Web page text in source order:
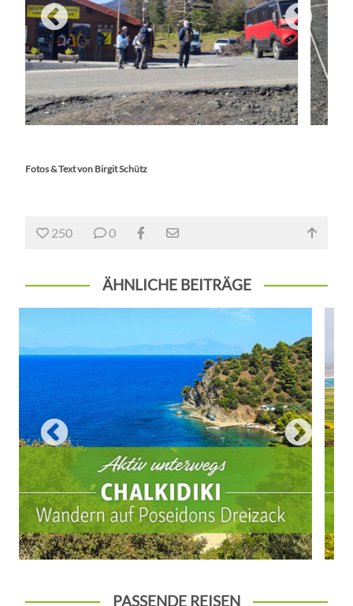
Fotos & Text von Birgit Schütz
250 0
ÄHNLICHE BEITRÄGE
PASSENDE REISEN